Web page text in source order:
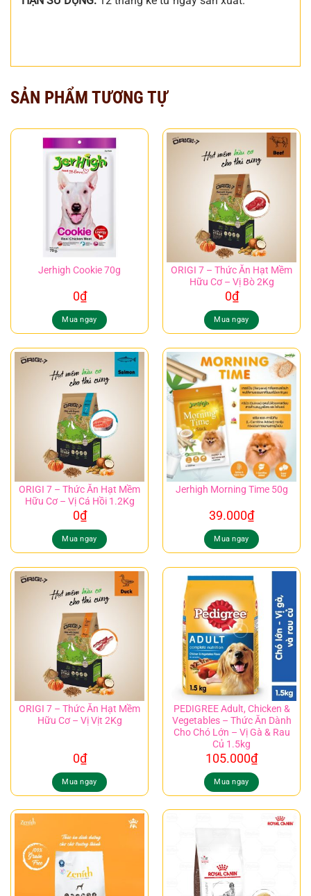
SẢN PHẨM TƯƠNG TỰ
Jerhigh Cookie 70g
0₫
Mua ngay
ORIGI 7 – Thức Ăn Hạt Mềm
Hữu Cơ – Vị Bò 2Kg
0₫
Mua ngay
ORIGI 7 – Thức Ăn Hạt Mềm
Hữu Cơ – Vị Cá Hồi 1.2Kg
0₫
Mua ngay
Jerhigh Morning Time 50g
39.000₫
Mua ngay
ORIGI 7 – Thức Ăn Hạt Mềm
Hữu Cơ – Vị Vịt 2Kg
0₫
Mua ngay
PEDIGREE Adult, Chicken &
Vegetables – Thức Ăn Dành
Cho Chó Lớn – Vị Gà & Rau
Củ 1.5kg
105.000₫
Mua ngay